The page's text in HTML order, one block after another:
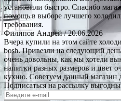
установили быстро. Спасибо
помощь в выборе лучшего
требования.
Филипов Андрей/ 20.06.2026
Вчера купили на этом сайте
bosh. Привезли на следующий
очень довольны, как мы хотели
напитки разных размеров и цвет
кухню. Советуем данный магазин
Подписаться на рассылку